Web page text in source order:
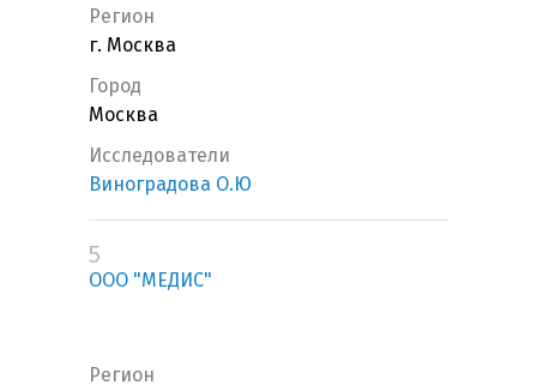
Регион
г. Москва
Город
Москва
Исследователи
Виноградова О.Ю
5
ООО "МЕДИС"
Регион